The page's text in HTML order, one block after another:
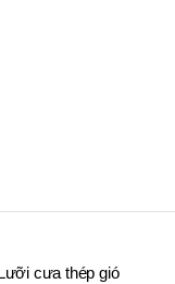
cưa thép gió